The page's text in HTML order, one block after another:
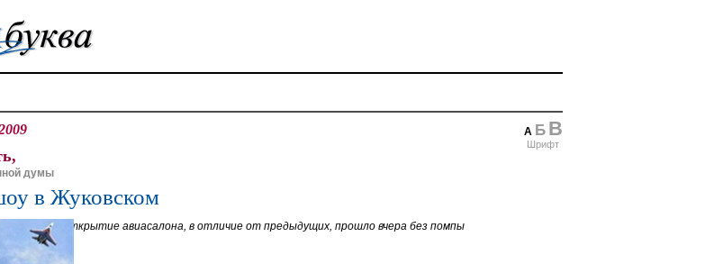
А Б В
Шрифт
думы
в Жуковском
Открытие авиасалона, в отличие от предыдущих, прошло вчера без помпы